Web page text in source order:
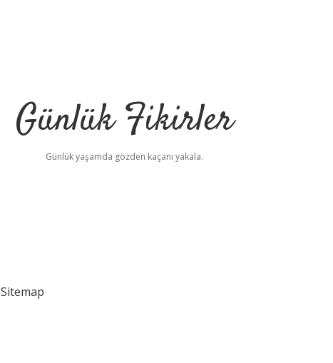
Günlük Fikirler
Günlük yaşamda gözden kaçanı yakala.
Sitemap